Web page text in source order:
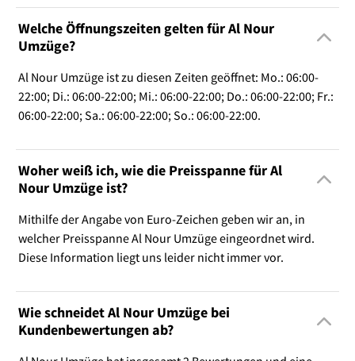
Welche Öffnungszeiten gelten für Al Nour
Umzüge?
Al Nour Umzüge ist zu diesen Zeiten geöffnet: Mo.: 06:00-
22:00; Di.: 06:00-22:00; Mi.: 06:00-22:00; Do.: 06:00-22:00; Fr.:
06:00-22:00; Sa.: 06:00-22:00; So.: 06:00-22:00.
Woher weiß ich, wie die Preisspanne für Al
Nour Umzüge ist?
Mithilfe der Angabe von Euro-Zeichen geben wir an, in
welcher Preisspanne Al Nour Umzüge eingeordnet wird.
Diese Information liegt uns leider nicht immer vor.
Wie schneidet Al Nour Umzüge bei
Kundenbewertungen ab?